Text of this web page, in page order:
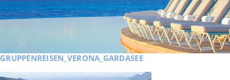
GRUPPENREISEN_VERONA_GARDASEE